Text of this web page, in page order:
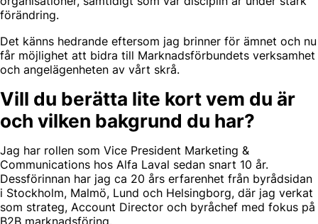
förändring.
Det känns hedrande eftersom jag brinner för ämnet och nu
får möjlighet att bidra till Marknadsförbundets verksamhet
och angelägenheten av vårt skrå.
Vill du berätta lite kort vem du är
och vilken bakgrund du har?
Jag har rollen som Vice President Marketing &
Communications hos Alfa Laval sedan snart 10 år.
Dessförinnan har jag ca 20 års erfarenhet från byrådsidan
i Stockholm, Malmö, Lund och Helsingborg, där jag verkat
som strateg, Account Director och byråchef med fokus på